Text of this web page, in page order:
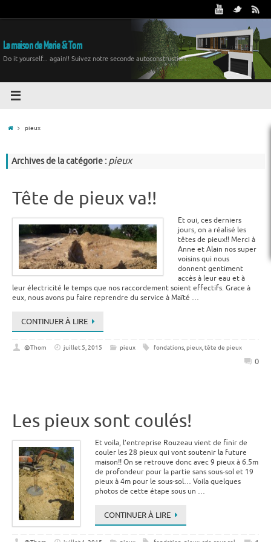
La maison de Marie & Tom
Do it yourself... again!! Suivez notre seconde autoconstruction...
pieux
Archives de la catégorie : pieux
Tête de pieux va!!
Et oui, ces derniers
jours, on a réalisé les
têtes de pieux!! Merci à
Anne et Alain nos super
voisins qui nous
donnent gentiment
accès à leur eau et à
leur électricité le temps que nos raccordement soient effectifs. Grace à
eux, nous avons pu faire reprendre du service à Maïté …
CONTINUER À LIRE
@Thom juillet 5, 2015 pieux fondations,pieux,tête de pieux
0
Les pieux sont coulés!
Et voila, l’entreprise Rouzeau vient de finir de
couler les 28 pieux qui vont soutenir la future
maison!! On se retrouve donc avec 9 pieux à 6.5m
de profondeur pour la partie sans sous-sol et 19
pieux à 4m pour le sous-sol… Voila quelques
photos de cette étape sous un …
CONTINUER À LIRE